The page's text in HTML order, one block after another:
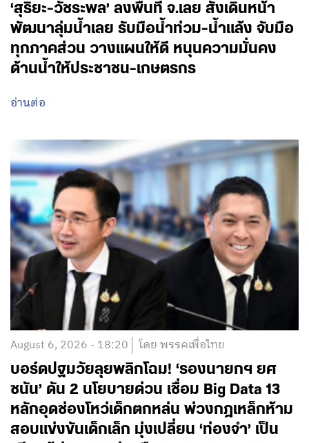
‘สุริยะ-วัชระพล’ ลงพื้นที่ จ.เลย สั่งเดินหน้า
พัฒนาลุ่มน้ำเลย รับมือน้ำท่วม-น้ำแล้ง จับมือ
ทุกภาคส่วน วางแผนให้ดี หนุนความมั่นคง
ด้านน้ำให้ประชาชน-เกษตรกร
อ่านต่อ
August 6, 2026 - 18:20 โดย พรรคเพื่อไทย
บอร์ดปฐมวัยลุยพลิกโฉม! ‘รองนายกฯ ยศ
ชนัน’ ดัน 2 นโยบายด่วน เชื่อม Big Data 13
หลักอุดช่องโหว่เด็กตกหล่น พ่วงกฎเหล็กห้าม
สอบแข่งขันเด็กเล็ก มุ่งเปลี่ยน ‘ท่องจำ’ เป็น